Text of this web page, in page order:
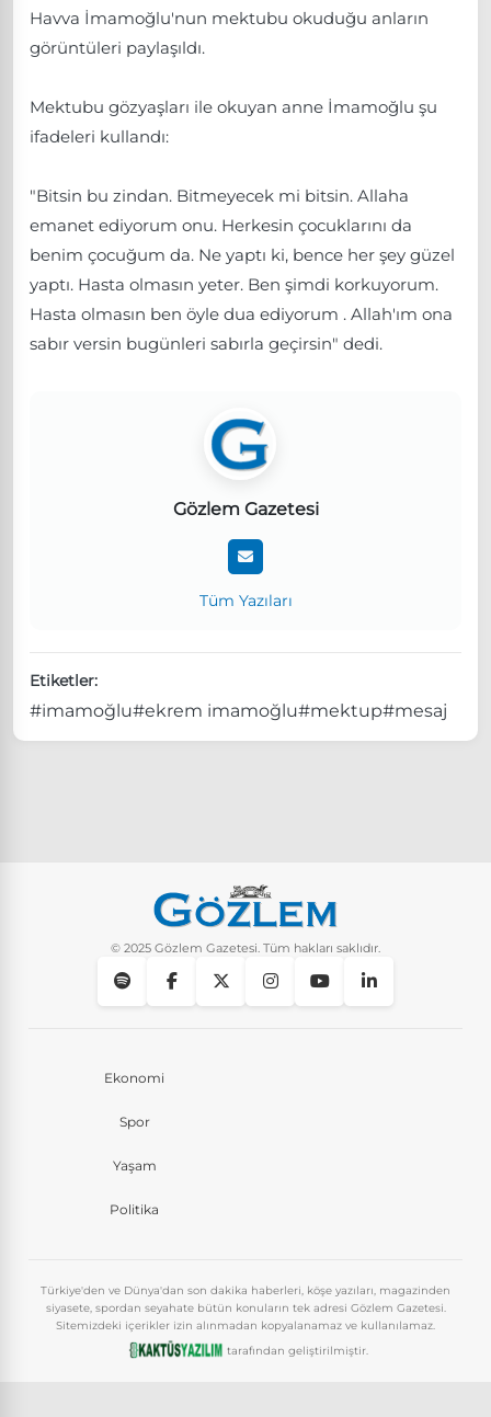
Havva İmamoğlu'nun mektubu okuduğu anların
görüntüleri paylaşıldı.
Mektubu gözyaşları ile okuyan anne İmamoğlu şu
ifadeleri kullandı:
"Bitsin bu zindan. Bitmeyecek mi bitsin. Allaha
emanet ediyorum onu. Herkesin çocuklarını da
benim çocuğum da. Ne yaptı ki, bence her şey güzel
yaptı. Hasta olmasın yeter. Ben şimdi korkuyorum.
Hasta olmasın ben öyle dua ediyorum . Allah'ım ona
sabır versin bugünleri sabırla geçirsin" dedi.
Gözlem Gazetesi
Tüm Yazıları
Etiketler:
#imamoğlu#ekrem imamoğlu#mektup#mesaj
© 2025 Gözlem Gazetesi. Tüm hakları saklıdır.
Ekonomi
Spor
Yaşam
Politika
Türkiye'den ve Dünya'dan son dakika haberleri, köşe yazıları, magazinden
siyasete, spordan seyahate bütün konuların tek adresi Gözlem Gazetesi.
Sitemizdeki içerikler izin alınmadan kopyalanamaz ve kullanılamaz.
tarafından geliştirilmiştir.